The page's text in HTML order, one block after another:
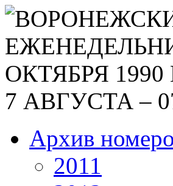
7 АВГУСТА –
Архив
2011